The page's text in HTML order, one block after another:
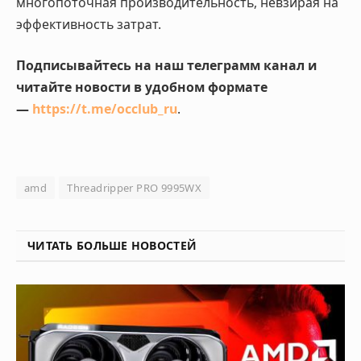
эффективность затрат.
Подписывайтесь на наш телеграмм канал и
читайте новости в удобном формате
— https://t.me/occlub_ru.
amd Threadripper PRO 9995WX
ЧИТАТЬ БОЛЬШЕ НОВОСТЕЙ